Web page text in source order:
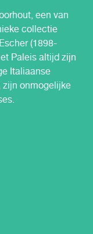
een van
collectie
(1898-
Paleis altijd zijn
Italiaanse
zijn onmogelijke